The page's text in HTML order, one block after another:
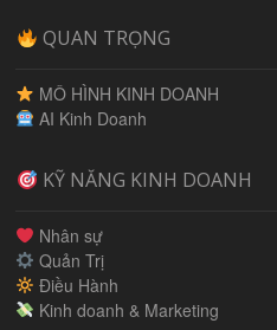
QUAN TRỌNG
MÔ HÌNH KINH DOANH
AI Kinh Doanh
KỸ NĂNG KINH DOANH
Nhân sự
Quản Trị
Điều Hành
Kinh doanh & Marketing